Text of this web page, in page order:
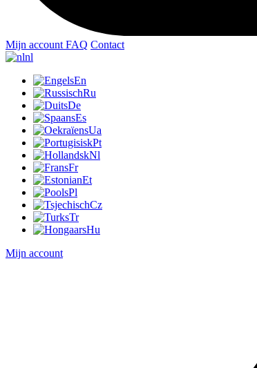
Mijn account FAQ Contact
nl
En
Ru
De
Es
Ua
Pt
Nl
Fr
Et
Pl
Cz
Tr
Hu
Mijn account